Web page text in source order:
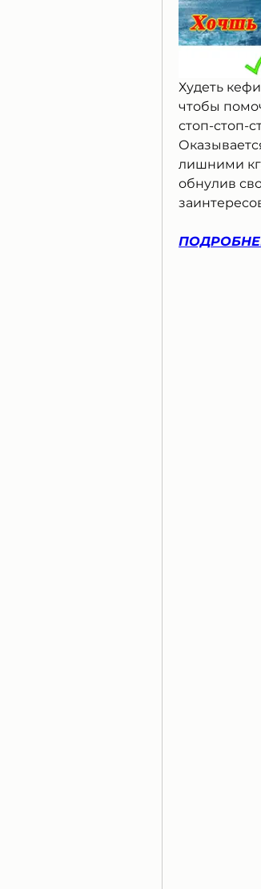
Худеть
чтобы
стоп-стоп-
лишними кг!
обнулив